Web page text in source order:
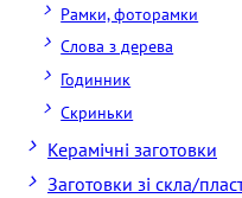
Рамки, фоторамки
Слова з дерева
Годинник
Скриньки
Керамічні заготовки
Заготовки зі скла/